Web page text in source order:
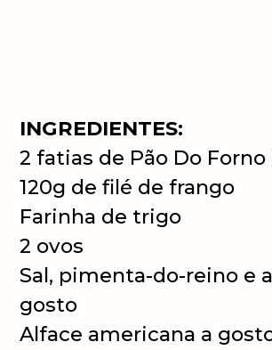
INGREDIENTES:
2 fatias de Pão Do
120g de filé de frango
Farinha de trigo
2 ovos
Sal, pimenta-do-reino e
gosto
Alface americana a